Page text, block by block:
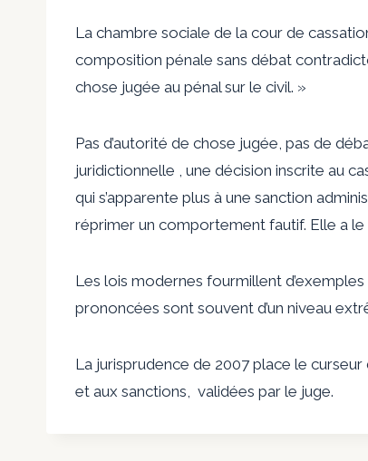
La chambre sociale de la cour de
composition pénale sans débat
chose jugée au pénal sur le civil. »
Pas d’autorité de chose jugée, pas de
juridictionnelle , une décision inscrite au
qui s’apparente plus à une sanction
réprimer un comportement fautif. Elle a
Les lois modernes fourmillent
prononcées sont souvent d’un niveau
La jurisprudence de 2007 place le curseur
et aux sanctions, validées par le juge.